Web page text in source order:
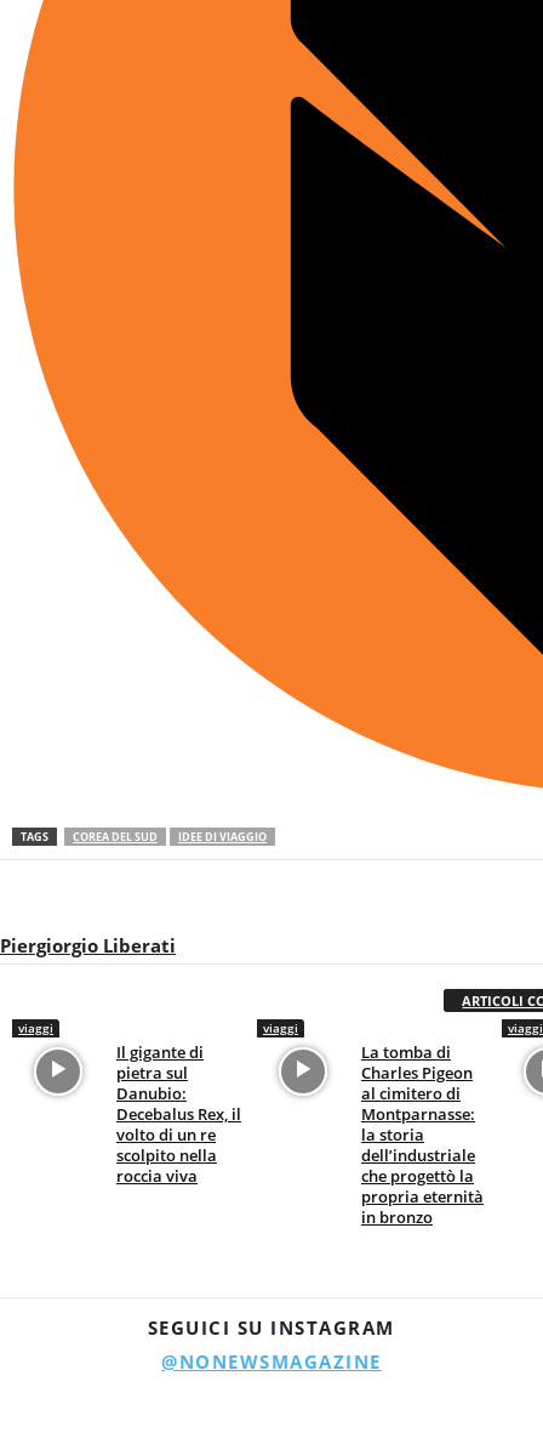
TAGS COREA DEL SUD IDEE DI VIAGGIO
Piergiorgio Liberati
ARTICOLI
viaggi
Il gigante di
pietra sul
Danubio:
Decebalus Rex, il
volto di un re
scolpito nella
roccia viva
viaggi
La tomba di
Charles Pigeon
al cimitero di
Montparnasse:
la storia
dell’industriale
che progettò la
propria eternità
in bronzo
viaggi
SEGUICI SU INSTAGRAM
@NONEWSMAGAZINE